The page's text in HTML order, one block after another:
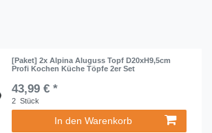
[Paket] 2x Alpina Aluguss Topf D20xH9,5cm
Profi Kochen Küche Töpfe 2er Set
43,99 € *
2 Stück
In den Warenkorb